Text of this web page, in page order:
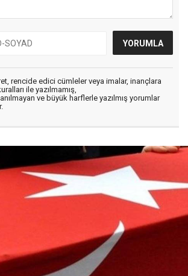
rencide edici cümleler veya imalar, inançlara
ile yazılmamış,
ve büyük harflerle yazılmış yorumlar